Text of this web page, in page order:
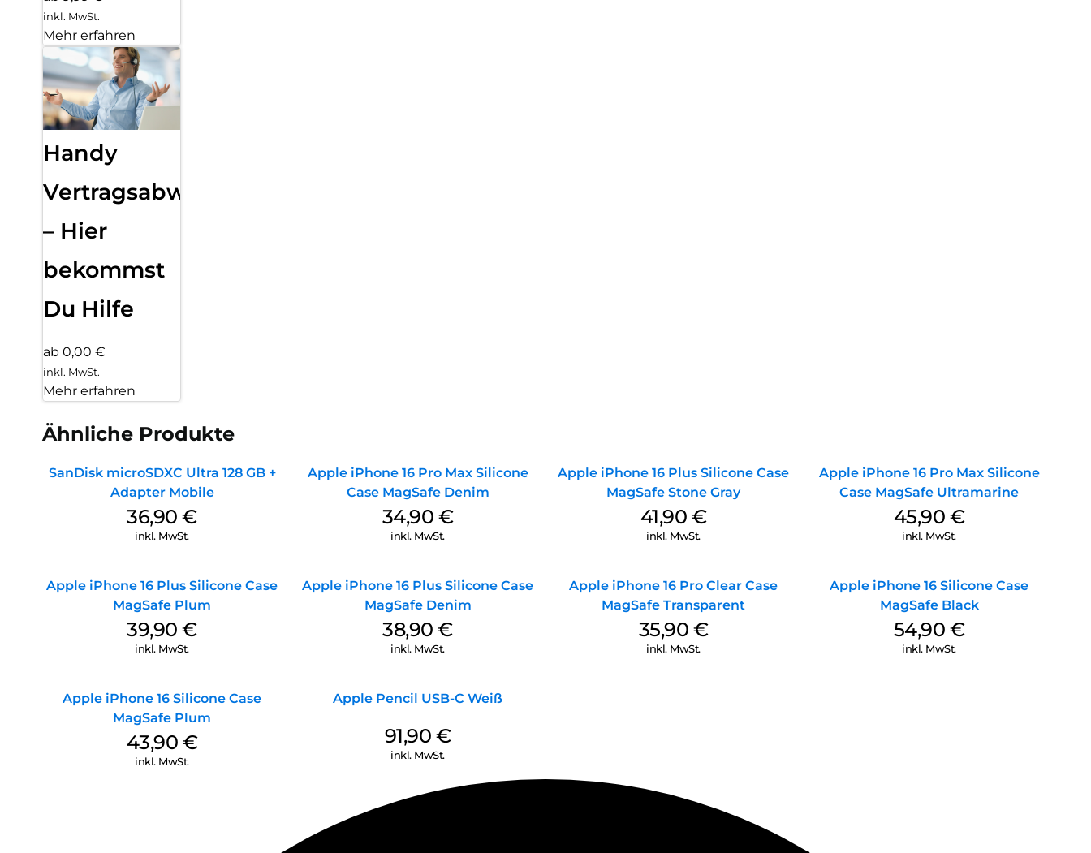
inkl. MwSt.
Mehr erfahren
Handy
Vertragsabwicklung
– Hier
bekommst
Du Hilfe
ab 0,00 €
inkl. MwSt.
Mehr erfahren
Ähnliche Produkte
SanDisk microSDXC Ultra 128 GB +
Adapter Mobile
36,90€
inkl. MwSt.
Apple iPhone 16 Pro Max Silicone
Case MagSafe Denim
34,90 €
inkl. MwSt.
Apple iPhone 16 Plus Silicone Case
MagSafe Stone Gray
41,90 €
inkl. MwSt.
Apple iPhone 16 Pro Max Silicone
Case MagSafe Ultramarine
45,90 €
inkl. MwSt.
Apple iPhone 16 Plus Silicone Case
MagSafe Plum
39,90€
inkl. MwSt.
Apple iPhone 16 Plus Silicone Case
MagSafe Denim
38,90€
inkl. MwSt.
Apple iPhone 16 Pro Clear Case
MagSafe Transparent
35,90 €
inkl. MwSt.
Apple iPhone 16 Silicone Case
MagSafe Black
54,90 €
inkl. MwSt.
Apple iPhone 16 Silicone Case
MagSafe Plum
43,90 €
inkl. MwSt.
Apple Pencil USB-C Weiß
91,90 €
inkl. MwSt.